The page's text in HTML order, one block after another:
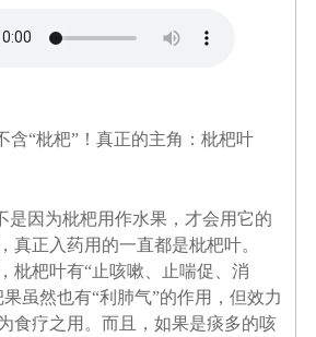
含“枇杷”！真正的主角：枇杷叶
是因为枇杷用作水果，才会用它的
真正入药用的一直都是枇杷叶。
枇杷叶有“止咳嗽、止喘促、消
虽然也有“利肺气”的作用，但效力
食疗之用。而且，如果是痰多的咳